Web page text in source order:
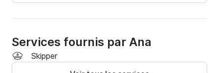
Services fournis par Ana
Skipper